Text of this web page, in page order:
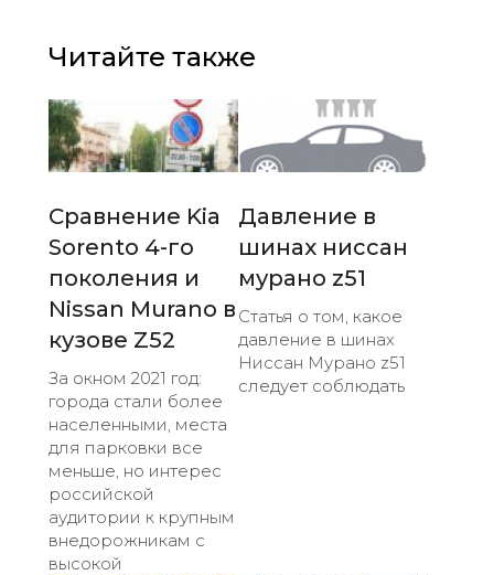
Читайте также
Сравнение Kia
Sorento 4-го
поколения и
Nissan Murano в
кузове Z52
За окном 2021 год:
города стали более
населенными, места
для парковки все
меньше, но интерес
российской
аудитории к крупным
внедорожникам с
высокой
Давление в
шинах ниссан
мурано z51
Статья о том, какое
давление в шинах
Ниссан Мурано z51
следует соблюдать